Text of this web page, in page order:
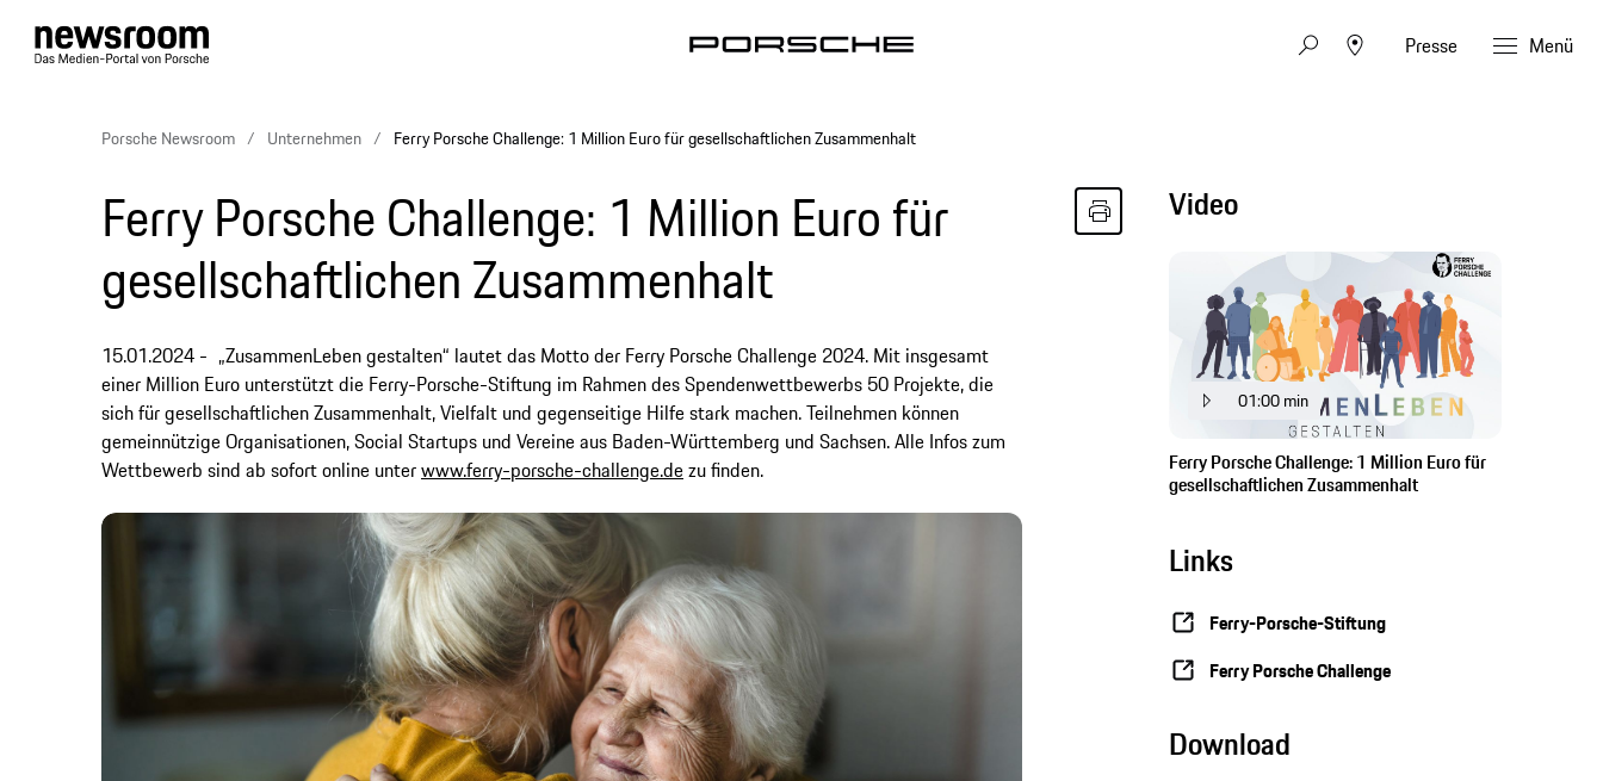
Presse Menü
Porsche Newsroom Unternehmen Ferry Porsche Challenge: 1 Million Euro für gesellschaftlichen Zusammenhalt
Ferry Porsche Challenge: 1 Million Euro für
gesellschaftlichen Zusammenhalt
15.01.2024
„ZusammenLeben gestalten“ lautet das Motto der Ferry Porsche Challenge 2024. Mit insgesamt
einer Million Euro unterstützt die Ferry-Porsche-Stiftung im Rahmen des Spendenwettbewerbs 50 Projekte, die
sich für gesellschaftlichen Zusammenhalt, Vielfalt und gegenseitige Hilfe stark machen. Teilnehmen können
gemeinnützige Organisationen, Social Startups und Vereine aus Baden-Württemberg und Sachsen. Alle Infos zum
Wettbewerb sind ab sofort online unterwww.ferry-porsche-challenge.dezu finden.
Video
01:00 min
Ferry Porsche Challenge: 1 Million Euro für
gesellschaftlichen Zusammenhalt
Links
Ferry-Porsche-Stiftung
Ferry Porsche Challenge
Download